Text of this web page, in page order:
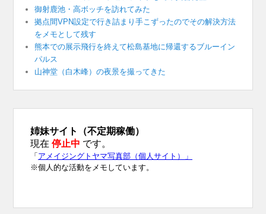
御射鹿池・高ボッチを訪れてみた
拠点間VPN設定で行き詰まり手こずったのでその解決方法
をメモとして残す
熊本での展示飛行を終えて松島基地に帰還するブルーイン
パルス
山神堂（白木峰）の夜景を撮ってきた